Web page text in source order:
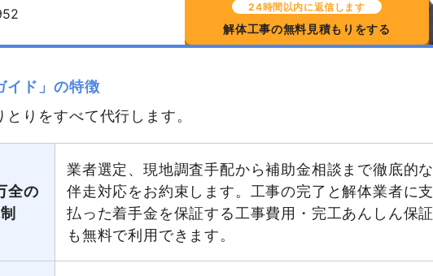
24時間以内に返信します
解体工事の無料見積もりをする
イド」の特徴
りをすべて代行します。
全の
業者選定、現地調査手配から補助金相談まで徹底的な
伴走対応をお約束します。工事の完了と解体業者に支
払った着手金を保証する工事費用・完工あんしん保証
も無料で利用できます。